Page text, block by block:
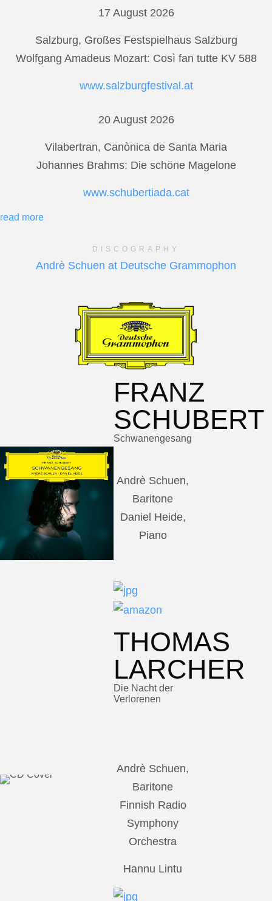
17 August 2026
Salzburg, Großes Festspielhaus Salzburg
Wolfgang Amadeus Mozart: Così fan tutte KV 588
www.salzburgfestival.at
20 August 2026
Vilabertran, Canònica de Santa Maria
Johannes Brahms: Die schöne Magelone
www.schubertiada.cat
read more
DISCOGRAPHY
Andrè Schuen at Deutsche Grammophon
FRANZ
SCHUBERT
Schwanengesang
Andrè Schuen,
Baritone
Daniel Heide,
Piano
THOMAS
LARCHER
Die Nacht der
Verlorenen
Andrè Schuen,
Baritone
Finnish Radio
Symphony
Orchestra
Hannu Lintu